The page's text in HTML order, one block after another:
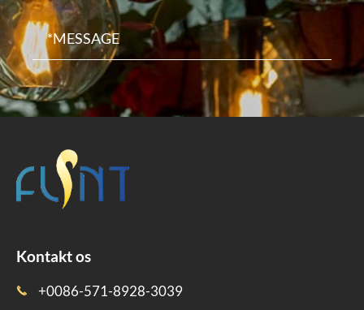
Kontakt os
 +0086-571-8928-3039